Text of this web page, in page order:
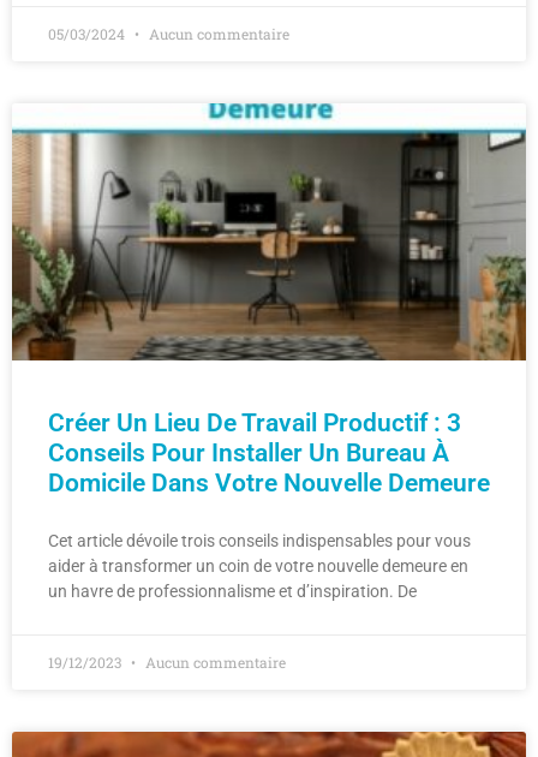
05/03/2024 Aucun commentaire
Créer Un Lieu De Travail Productif : 3
Conseils Pour Installer Un Bureau À
Domicile Dans Votre Nouvelle Demeure
Cet article dévoile trois conseils indispensables pour vous
aider à transformer un coin de votre nouvelle demeure en
un havre de professionnalisme et d’inspiration. De
19/12/2023 Aucun commentaire